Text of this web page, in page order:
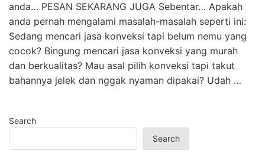
anda… PESAN SEKARANG JUGA Sebentar… Apakah
anda pernah mengalami masalah-masalah seperti ini:
Sedang mencari jasa konveksi tapi belum nemu yang
cocok? Bingung mencari jasa konveksi yang murah
dan berkualitas? Mau asal pilih konveksi tapi takut
bahannya jelek dan nggak nyaman dipakai? Udah …
Search
Search